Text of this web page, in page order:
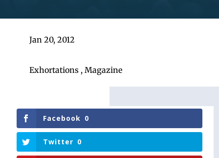
Jan 20, 2012
Exhortations, Magazine
Facebook 0
Twitter 0